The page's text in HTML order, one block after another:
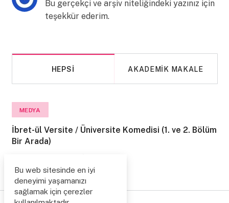
Bu gerçekçi ve arşiv niteliğindeki yazınız için
teşekkür ederim.
HEPSI AKADEMIK MAKALE
MEDYA
İbret-ül Versite / Üniversite Komedisi (1. ve 2. Bölüm
Bir Arada)
Bu web sitesinde en iyi
deneyimi yaşamanızı
sağlamak için çerezler